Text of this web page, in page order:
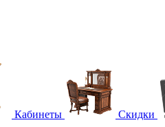
Кабинеты Скидки